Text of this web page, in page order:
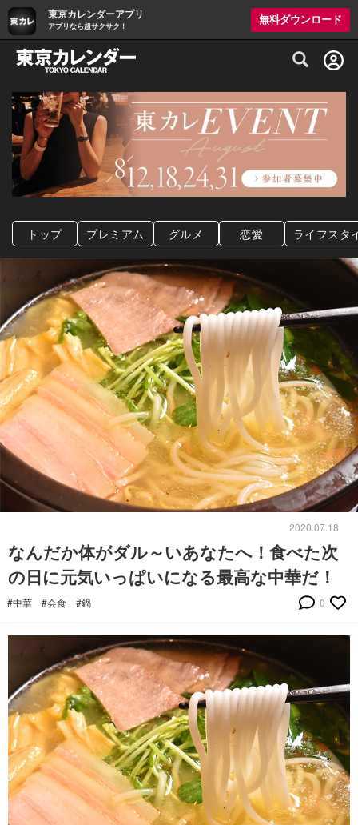
東京カレンダーアプリ
アプリなら超サクサク！
無料ダウンロード
グルメ情報・プレミアムレストラン予約
トップ プレミアム グルメ 恋愛 ライフスタ
2020.07.18
なんだか体がダル～いあなたへ！食べた次
の日に元気いっぱいになる最高な中華だ！
#中華 #会食 #鍋 0